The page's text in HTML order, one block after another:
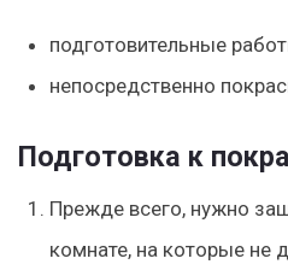
подготовительные
непосредственно
Подготовка к
Прежде всего, нужно
комнате, на которые не